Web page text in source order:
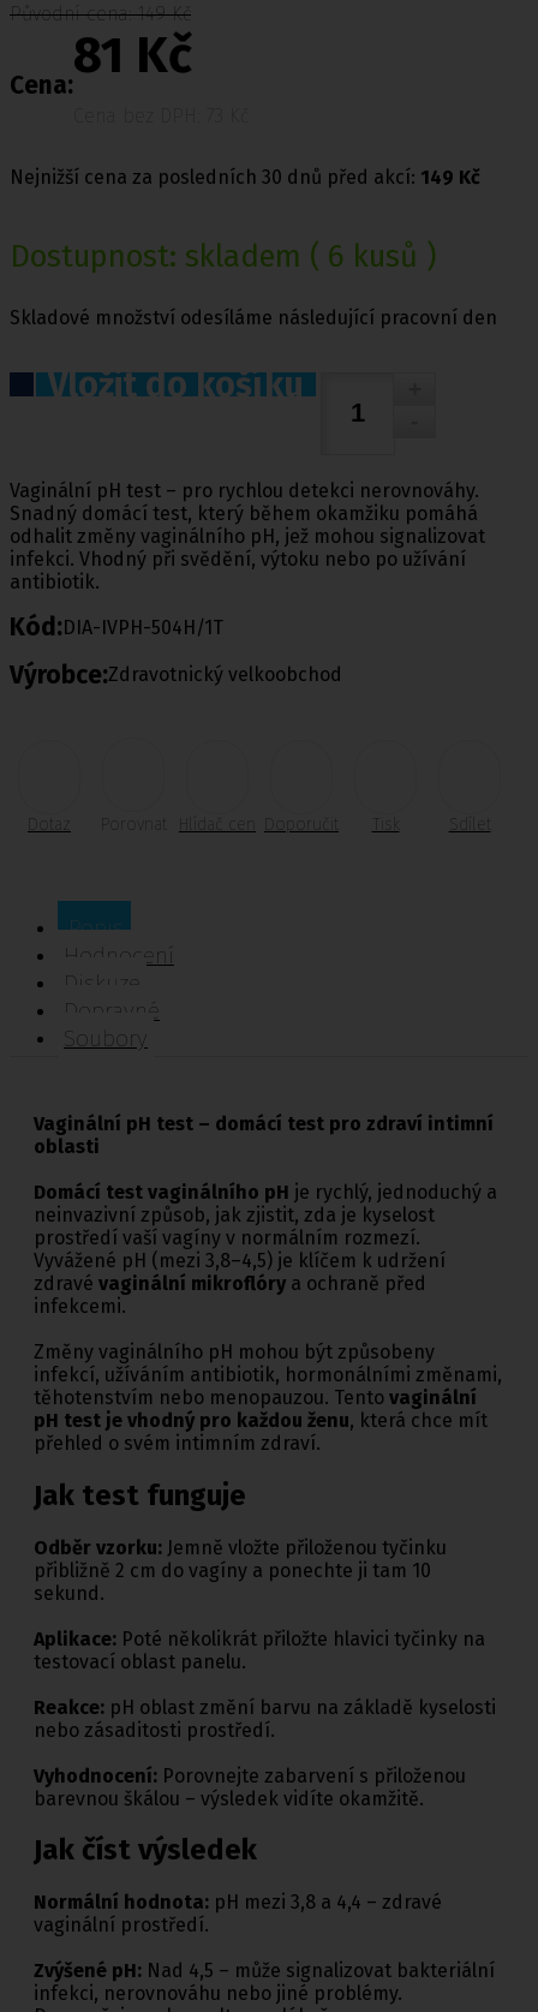
Původní cena: 149 Kč
Cena:
81 Kč
Nejnižší cena za posledních 30 dnů před akcí: 149 Kč
Dostupnost: skladem ( 6 kusů )
Skladové množství odesíláme následující pracovní den
Vložit do košíku
Vaginální pH test – pro rychlou detekci nerovnováhy.
Snadný domácí test, který během okamžiku pomáhá
odhalit změny vaginálního pH, jež mohou signalizovat
infekci. Vhodný při svědění, výtoku nebo po užívání
antibiotik.
Kód:DIA-IVPH-504H/1T
Výrobce:Zdravotnický velkoobchod
Dotaz Porovnat Doporučit Tisk Sdílet
Popis
Hodnocení
Diskuze
Dopravné
Soubory
Vaginální pH test – domácí test pro zdraví intimní
oblasti
Domácí test vaginálního pH je rychlý, jednoduchý a
neinvazivní způsob, jak zjistit, zda je kyselost
prostředí vaší vagíny v normálním rozmezí.
Vyvážené pH (mezi 3,8–4,5) je klíčem k udržení
zdravé vaginální mikroflóry a ochraně před
infekcemi.
Změny vaginálního pH mohou být způsobeny
infekcí, užíváním antibiotik, hormonálními změnami,
těhotenstvím nebo menopauzou. Tento vaginální
pH test je vhodný pro každou ženu, která chce mít
přehled o svém intimním zdraví.
Jak test funguje
Odběr vzorku: Jemně vložte přiloženou tyčinku
přibližně 2 cm do vagíny a ponechte ji tam 10
sekund.
Aplikace: Poté několikrát přiložte hlavici tyčinky na
testovací oblast panelu.
Reakce: pH oblast změní barvu na základě kyselosti
nebo zásaditosti prostředí.
Vyhodnocení: Porovnejte zabarvení s přiloženou
barevnou škálou – výsledek vidíte okamžitě.
Jak číst výsledek
Normální hodnota: pH mezi 3,8 a 4,4 – zdravé
vaginální prostředí.
Zvýšené pH: Nad 4,5 – může signalizovat bakteriální
infekci, nerovnováhu nebo jiné problémy.